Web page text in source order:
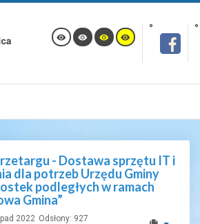
- Dostawa sprzętu IT i
dla potrzeb Urzędu Gminy
podległych w ramach
Gmina”
2022 Odsłony: 927